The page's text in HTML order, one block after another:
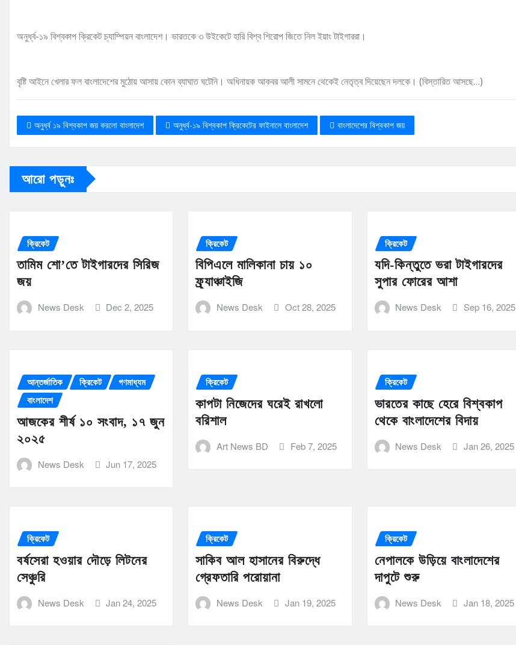
অনুর্ধ্ব-১৯ বিশ্বকাপ ক্রিকেট চ্যাম্পিয়ন বাংলাদেশ। ভারতকে ৩ উইকেটে হারি বিশ্ব শিরোপ জিতে নিল ইয়াং টাইগাররা।
বৃষ্টি আইনে খেলার ফল বাংলাদেশের মুঠোয় আসায় কোন ব্যাঘাত ঘটেনি। অধিনায়ক আকবর আলী সামনে থেকেই নেতৃত্ব দিয়েছেন দলকে। (বিস্তারিত আসছে…)
অনুর্ধ্ব ১৯ বিশ্বকাপ জয় করলো বাংলাদেশ অনুর্ধ্ব-১৯ বিশ্বকাপ ক্রিকেটের ফাইনালে বাংলাদেশ বাংলাদেশের বিশ্বকাপ জয়
আরো পড়ুনঃ
ক্রিকেট
তামিম শো’তে টাইগারদের সিরিজ
জয়
News Desk Dec 2, 2025
ক্রিকেট
বিপিএলে মালিকানা চায় ১০
ফ্র্যাঞ্চাইজি
News Desk Oct 28, 2025
ক্রিকেট
যদি-কিন্তুতে ভরা টাইগারদের
সুপার ফোরের আশা
News Desk Sep 16, 2025
আন্তর্জাতিক ক্রিকেট
গণমাধ্যম
বাংলাদেশ
আজকের শীর্ষ ১০ সংবাদ, ১৭ জুন
২০২৫
News Desk Jun 17, 2025
ক্রিকেট
কাপটা নিজেদের ঘরেই রাখলো
বরিশাল
Art News BD Feb 7, 2025
ক্রিকেট
ভারতের কাছে হেরে বিশ্বকাপ
থেকে বাংলাদেশের বিদায়
News Desk Jan 26, 2025
ক্রিকেট
বর্ষসেরা হওয়ার দৌড়ে লিটনের
সেঞ্চুরি
News Desk Jan 24, 2025
ক্রিকেট
সাকিব আল হাসানের বিরুদ্ধে
গ্রেফতারি পরোয়ানা
News Desk Jan 19, 2025
ক্রিকেট
নেপালকে উড়িয়ে বাংলাদেশের
দাপুটে শুরু
News Desk Jan 18, 2025